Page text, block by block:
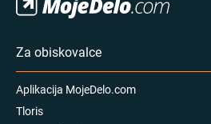
Za obiskovalce
Aplikacija MojeDelo.com
Tloris